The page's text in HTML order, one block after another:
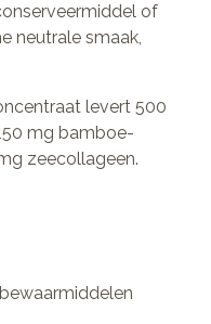
of
neutrale smaak,
levert 500
mg bamboe-
zeecollageen.